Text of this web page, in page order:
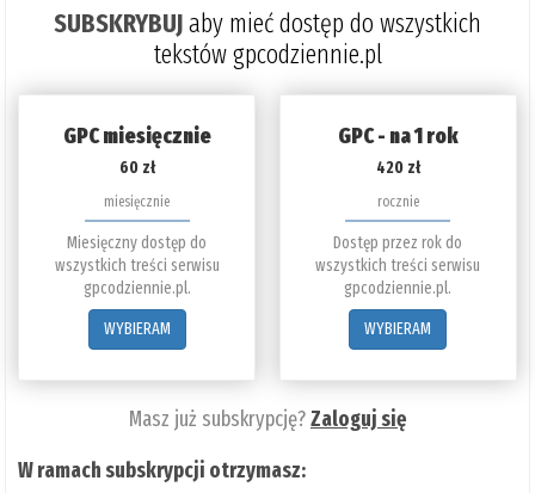
SUBSKRYBUJaby mieć dostęp do wszystkich
tekstów gpcodziennie.pl
GPC miesięcznie
60 zł
miesięcznie
Miesięczny dostęp do
wszystkich treści serwisu
gpcodziennie.pl.
WYBIERAM
GPC - na 1 rok
420 zł
rocznie
Dostęp przez rok do
wszystkich treści serwisu
gpcodziennie.pl.
WYBIERAM
Masz już subskrypcję?Zaloguj się
W ramach subskrypcji otrzymasz: